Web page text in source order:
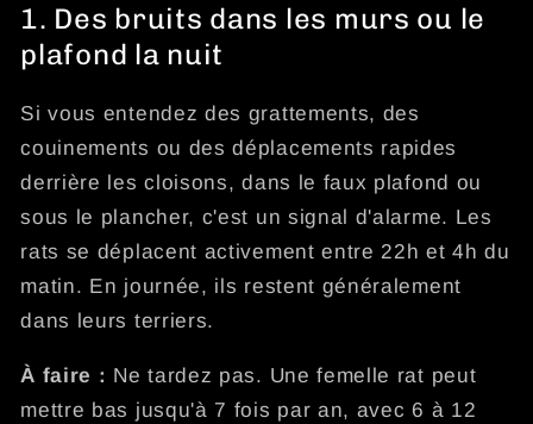
1. Des bruits dans les murs ou le
plafond la nuit
Si vous entendez des grattements, des
couinements ou des déplacements rapides
derrière les cloisons, dans le faux plafond ou
sous le plancher, c'est un signal d'alarme. Les
rats se déplacent activement entre 22h et 4h du
matin. En journée, ils restent généralement
dans leurs terriers.
À faire : Ne tardez pas. Une femelle rat peut
mettre bas jusqu'à 7 fois par an, avec 6 à 12